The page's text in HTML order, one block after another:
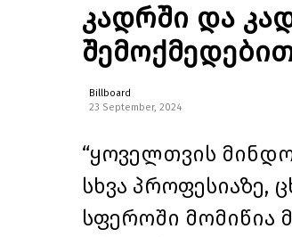
კადრში და
Billboard
23 September, 2024
“ყოველთვის
სხვა პროფესიაზე,
სფეროში მომიწია